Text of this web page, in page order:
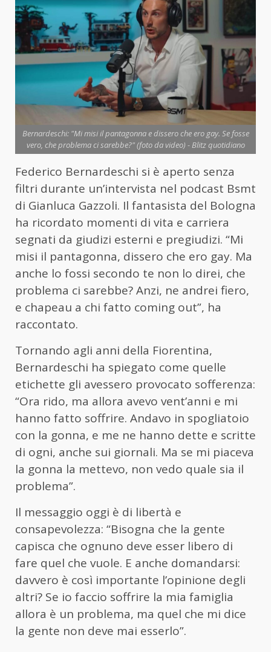
Bernardeschi: "Mi misi il pantagonna e dissero che ero gay. Se fosse
vero, che problema ci sarebbe?" (foto da video) - Blitz quotidiano
Federico Bernardeschi si è aperto senza
filtri durante un’intervista nel podcast Bsmt
di Gianluca Gazzoli. Il fantasista del Bologna
ha ricordato momenti di vita e carriera
segnati da giudizi esterni e pregiudizi. “Mi
misi il pantagonna, dissero che ero gay. Ma
anche lo fossi secondo te non lo direi, che
problema ci sarebbe? Anzi, ne andrei fiero,
e chapeau a chi fatto coming out”, ha
raccontato.
Tornando agli anni della Fiorentina,
Bernardeschi ha spiegato come quelle
etichette gli avessero provocato sofferenza:
“Ora rido, ma allora avevo vent’anni e mi
hanno fatto soffrire. Andavo in spogliatoio
con la gonna, e me ne hanno dette e scritte
di ogni, anche sui giornali. Ma se mi piaceva
la gonna la mettevo, non vedo quale sia il
problema”.
Il messaggio oggi è di libertà e
consapevolezza: “Bisogna che la gente
capisca che ognuno deve esser libero di
fare quel che vuole. E anche domandarsi:
davvero è così importante l’opinione degli
altri? Se io faccio soffrire la mia famiglia
allora è un problema, ma quel che mi dice
la gente non deve mai esserlo”.